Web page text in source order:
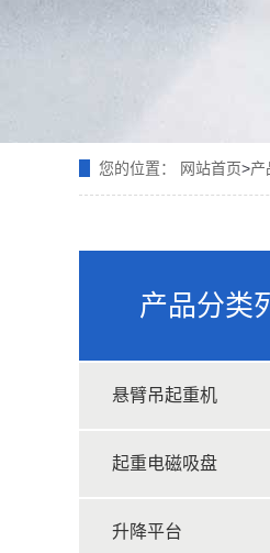
您的位置： 网站首页>产
产品分类
悬臂吊起重机
起重电磁吸盘
升降平台